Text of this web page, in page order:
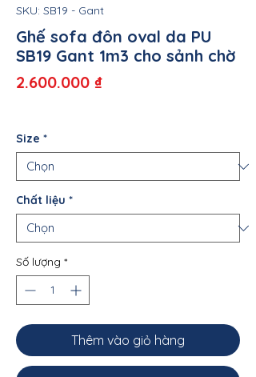
SKU: SB19 - Gant
Ghế sofa đôn oval da PU
SB19 Gant 1m3 cho sảnh chờ
2.600.000 ₫Giá
Size *
Chất liệu *
Số lượng *
Thêm vào giỏ hàng